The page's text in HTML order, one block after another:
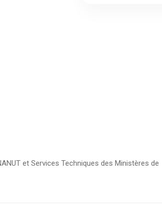
et Services Techniques des Ministères de